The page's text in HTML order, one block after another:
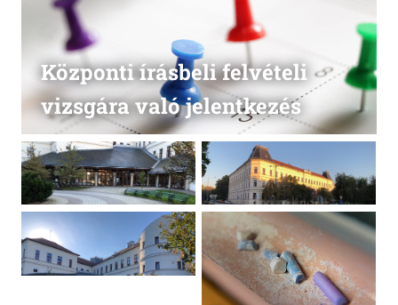
Központi írásbeli felvételi
vizsgára való jelentkezés